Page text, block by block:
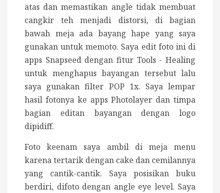
atas dan memastikan angle tidak membuat
cangkir teh menjadi distorsi, di bagian
bawah meja ada bayang hape yang saya
gunakan untuk memoto. Saya edit foto ini di
apps Snapseed dengan fitur Tools - Healing
untuk menghapus bayangan tersebut lalu
saya gunakan filter POP 1x. Saya lempar
hasil fotonya ke apps Photolayer dan timpa
bagian editan bayangan dengan logo
dipidiff.
Foto keenam saya ambil di meja menu
karena tertarik dengan cake dan cemilannya
yang cantik-cantik. Saya posisikan buku
berdiri, difoto dengan angle eye level. Saya